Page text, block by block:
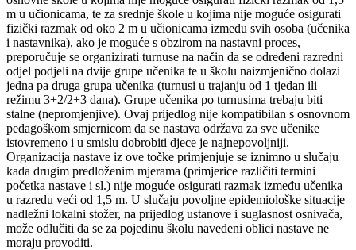
m u učionicama, te za srednje škole u kojima nije moguće osigurati
fizički razmak od oko 2 m u učionicama između svih osoba (učenika
i nastavnika), ako je moguće s obzirom na nastavni proces,
preporučuje se organizirati turnuse na način da se određeni razredni
odjel podjeli na dvije grupe učenika te u školu naizmjenično dolazi
jedna pa druga grupa učenika (turnusi u trajanju od 1 tjedan ili
režimu 3+2/2+3 dana). Grupe učenika po turnusima trebaju biti
stalne (nepromjenjive). Ovaj prijedlog nije kompatibilan s osnovnom
pedagoškom smjernicom da se nastava održava za sve učenike
istovremeno i u smislu dobrobiti djece je najnepovoljniji.
Organizacija nastave iz ove točke primjenjuje se iznimno u slučaju
kada drugim predloženim mjerama (primjerice različiti termini
početka nastave i sl.) nije moguće osigurati razmak između učenika
u razredu veći od 1,5 m. U slučaju povoljne epidemiološke situacije
nadležni lokalni stožer, na prijedlog ustanove i suglasnost osnivača,
može odlučiti da se za pojedinu školu navedeni oblici nastave ne
moraju provoditi.